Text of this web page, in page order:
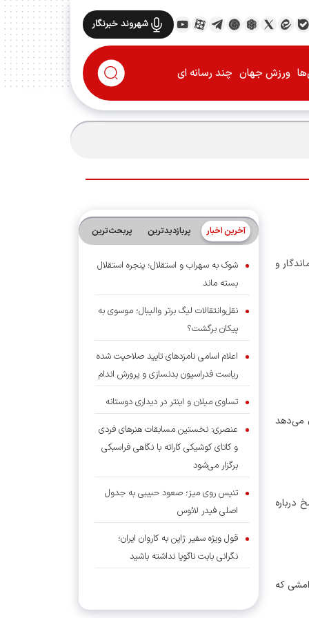
شهروند خبرنگار
ورزش جهان چند رسانه ای
و
می‌دهد
درباره
که
آخرین اخبار پربازدیدترین پربحث‌ترین‌
شوک به سهراب و استقلال؛ پنجره استقلال
بسته ماند
نقل‌وانتقالات لیگ برتر والیبال؛ موسوی به
پیکان برگشت؟
اعلام اسامی نامزدهای تایید صلاحیت شده
ریاست فدراسیون بدنسازی و پرورش اندام
تساوی میلان و اینتر در دیداری دوستانه
عنصری: نخستین مسابقات هنرهای فردی
و کاتای کوشیکی کاراته با نگاهی فراسبکی
برگزار می‌شود
تنیس روی میز؛ صعود حبیبی به جدول
اصلی فیدر لائوس
قول ویژه سفیر ژاپن به کاروان ایران؛
نگرانی بابت ناگویا نداشته باشید